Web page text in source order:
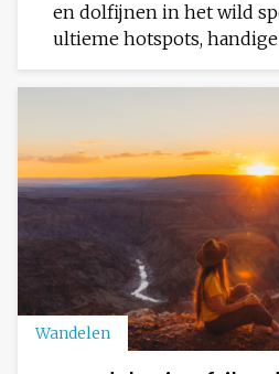
en dolfijnen in het wild
ultieme hotspots, handige
Wandelen